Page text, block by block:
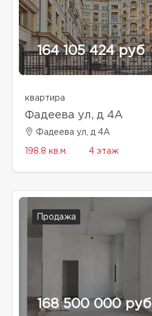
164 105 424 руб
квартира
Фадеева ул, д 4A
Фадеева ул, д 4A
198.8 кв.м. 4 этаж
Продажа
168 500 000 руб